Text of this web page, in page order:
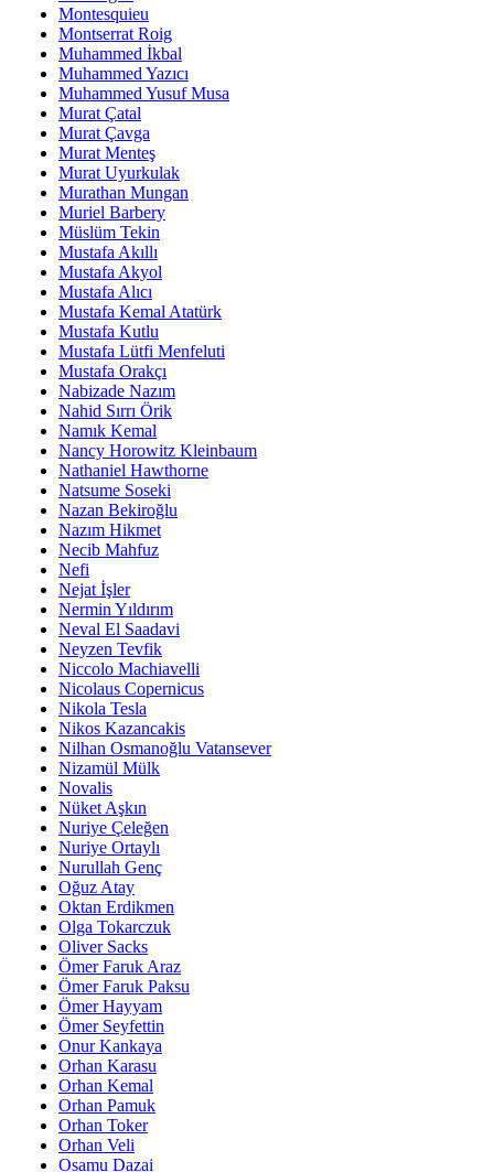
Montesquieu
Montserrat Roig
Muhammed İkbal
Muhammed Yazıcı
Muhammed Yusuf Musa
Murat Çatal
Murat Çavga
Murat Menteş
Murat Uyurkulak
Murathan Mungan
Muriel Barbery
Müslüm Tekin
Mustafa Akıllı
Mustafa Akyol
Mustafa Alıcı
Mustafa Kemal Atatürk
Mustafa Kutlu
Mustafa Lütfi Menfeluti
Mustafa Orakçı
Nabizade Nazım
Nahid Sırrı Örik
Namık Kemal
Nancy Horowitz Kleinbaum
Nathaniel Hawthorne
Natsume Soseki
Nazan Bekiroğlu
Nazım Hikmet
Necib Mahfuz
Nefi
Nejat İşler
Nermin Yıldırım
Neval El Saadavi
Neyzen Tevfik
Niccolo Machiavelli
Nicolaus Copernicus
Nikola Tesla
Nikos Kazancakis
Nilhan Osmanoğlu Vatansever
Nizamül Mülk
Novalis
Nüket Aşkın
Nuriye Çeleğen
Nuriye Ortaylı
Nurullah Genç
Oğuz Atay
Oktan Erdikmen
Olga Tokarczuk
Oliver Sacks
Ömer Faruk Araz
Ömer Faruk Paksu
Ömer Hayyam
Ömer Seyfettin
Onur Kankaya
Orhan Karasu
Orhan Kemal
Orhan Pamuk
Orhan Toker
Orhan Veli
Osamu Dazai